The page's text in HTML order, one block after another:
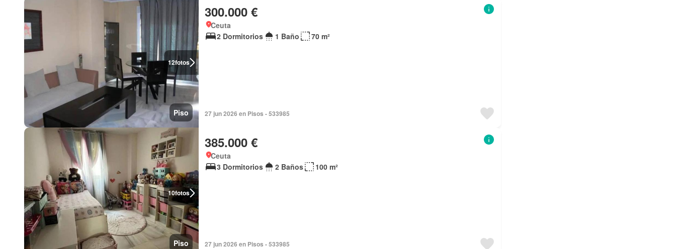
12fotos
Piso
300.000 €
Ceuta
2 Dormitorios
1 Baño 70 m²
27 jun 2026 en Pisos - 533985
10fotos
Piso
385.000 €
Ceuta
3 Dormitorios
2 Baños 100 m²
27 jun 2026 en Pisos - 533985